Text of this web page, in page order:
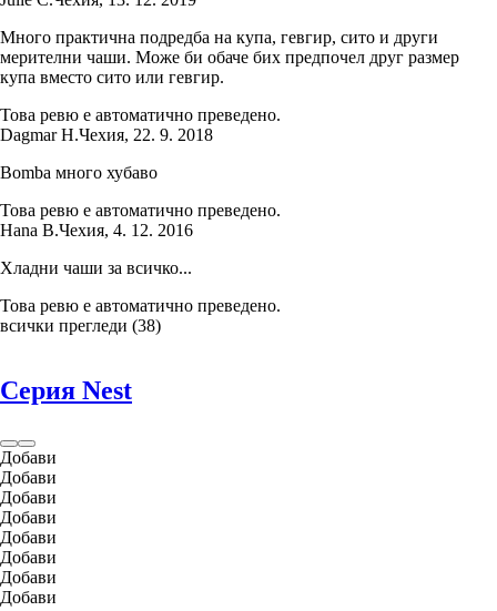
Много практична подредба на купа, гевгир, сито и други
мерителни чаши. Може би обаче бих предпочел друг размер
купа вместо сито или гевгир.
Това ревю е автоматично преведено.
Dagmar H.Чехия, 22. 9. 2018
Bomba много хубаво
Това ревю е автоматично преведено.
Hana B.Чехия, 4. 12. 2016
Хладни чаши за всичко...
Това ревю е автоматично преведено.
всички прегледи (38)
Серия Nest
Добави
Добави
Добави
Добави
Добави
Добави
Добави
Добави